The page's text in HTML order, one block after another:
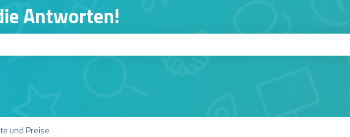
Antworten!
und Preise